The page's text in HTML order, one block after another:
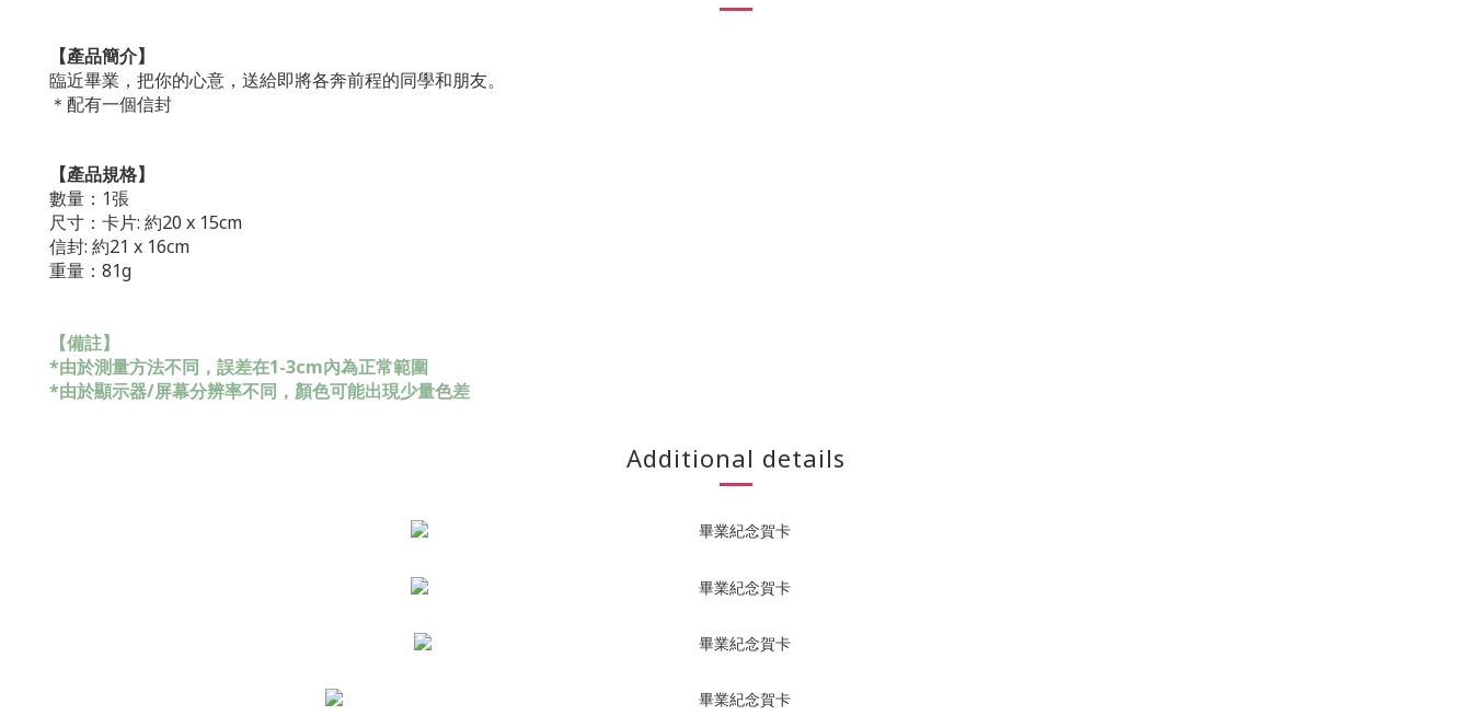
【產品簡介】
臨近畢業，把你的心意，送給即將各奔前程的同學和朋友。
＊配有一個信封
【產品規格】
數量：1張
尺寸：卡片: 約20 x 15cm
信封: 約21 x 16cm
重量：81g
【備註】
*由於測量方法不同，誤差在1-3cm內為正常範圍
*由於顯示器/屏幕分辨率不同，顏色可能出現少量色差
Additional details